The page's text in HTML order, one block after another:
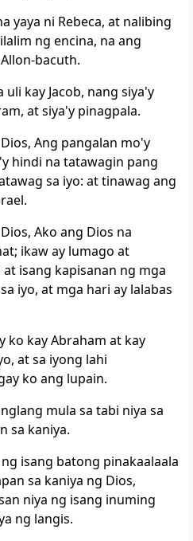
yaya ni Rebeca, at nalibing
ng encina, na ang
bacuth.
kay Jacob, nang siya'y
at siya'y pinagpala.
Ang pangalan mo'y
hindi na tatawagin pang
sa iyo: at tinawag ang
Ako ang Dios na
ikaw ay lumago at
isang kapisanan ng mga
iyo, at mga hari ay lalabas
ko kay Abraham at kay
at sa iyong lahi
ko ang lupain.
mula sa tabi niya sa
sa kaniya.
isang batong pinakaalaala
sa kaniya ng Dios,
niya ng isang inuming
ng langis.